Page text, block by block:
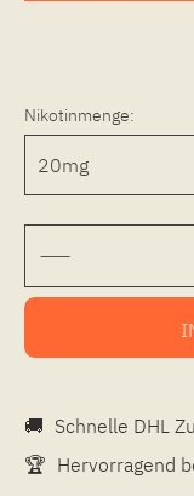
Nikotinmenge:
🚚 Schnelle DHL
🏆 Hervorragend